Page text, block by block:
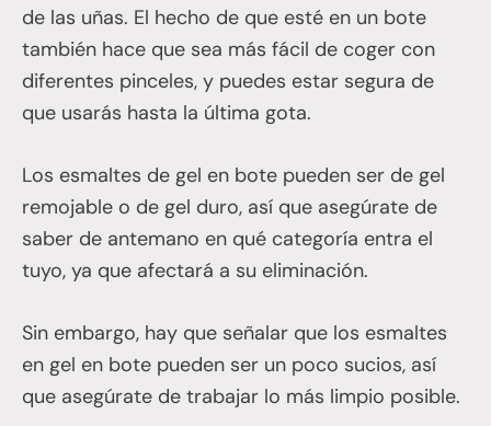
de las uñas. El hecho de que esté en un bote
también hace que sea más fácil de coger con
diferentes pinceles, y puedes estar segura de
que usarás hasta la última gota.
Los esmaltes de gel en bote pueden ser de gel
remojable o de gel duro, así que asegúrate de
saber de antemano en qué categoría entra el
tuyo, ya que afectará a su eliminación.
Sin embargo, hay que señalar que los esmaltes
en gel en bote pueden ser un poco sucios, así
que asegúrate de trabajar lo más limpio posible.